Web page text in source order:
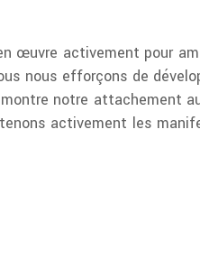
œuvre activement pour
nous efforçons de
notre attachement
activement les